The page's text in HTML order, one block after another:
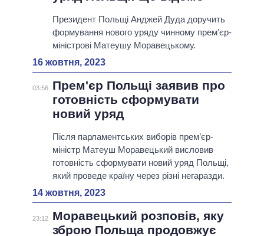
Президент Польщі Анджей Дуда доручить
формування нового уряду чинному прем’єр-
міністрові Матеушу Моравецькому.
16 жовтня, 2023
03:56
Прем'єр Польщі заявив про
готовність сформувати
новий уряд
Після парламентських виборів прем’єр-
міністр Матеуш Моравецький висловив
готовність сформувати новий уряд Польщі,
який проведе країну через різні негаразди.
14 жовтня, 2023
23:12
Моравецький розповів, яку
зброю Польща продовжує